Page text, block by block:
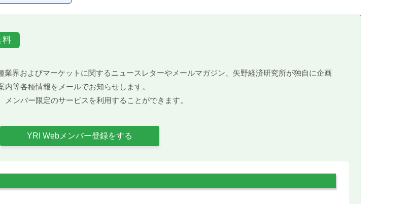
界およびマーケットに関するニュースレターやメールマガジン、矢野経済研究所が独自に企画
等各種情報をメールでお知らせします。
ンバー限定のサービスを利用することができます。
YRI Webメンバー登録をする